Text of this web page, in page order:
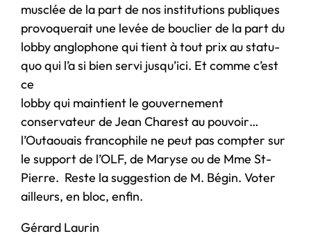
musclée de la part de nos institutions publiques
provoquerait une levée de bouclier de la part du
lobby anglophone qui tient à tout prix au statu-
quo qui l’a si bien servi jusqu’ici. Et comme c’est
ce
lobby qui maintient le gouvernement
conservateur de Jean Charest au pouvoir…
l’Outaouais francophile ne peut pas compter sur
le support de l’OLF, de Maryse ou de Mme St-
Pierre. Reste la suggestion de M. Bégin. Voter
ailleurs, en bloc, enfin.
Gérard Laurin